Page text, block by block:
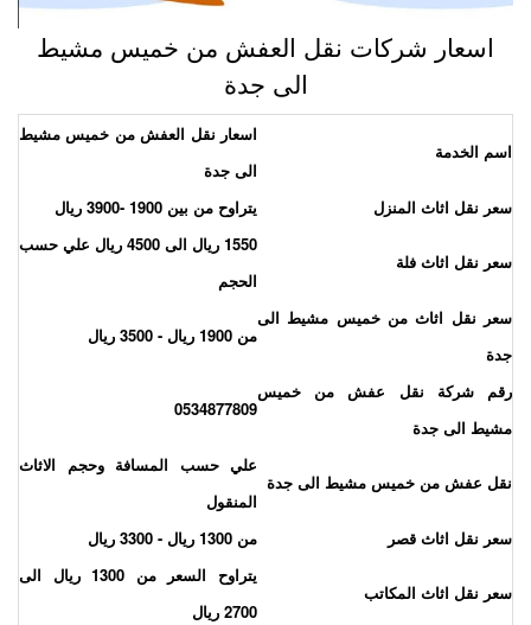
اسعار شركات نقل العفش من خميس مشيط
الى جدة
الخدمة
اسعار نقل العفش من خميس مشيط
الى جدة
نقل اثاث المنزل
يتراوح من بين 1900 -3900 ريال
نقل اثاث فلة
1550 ريال الى 4500 ريال علي حسب
الحجم
نقل اثاث من خميس مشيط الى
من 1900 ريال - 3500 ريال
شركة نقل عفش من خميس
الى جدة
0534877809
عفش من خميس مشيط الى جدة
علي حسب المسافة وحجم الاثاث
المنقول
نقل اثاث قصر
من 1300 ريال - 3300 ريال
نقل اثاث المكاتب
يتراوح السعر من 1300 ريال الى
2700 ريال